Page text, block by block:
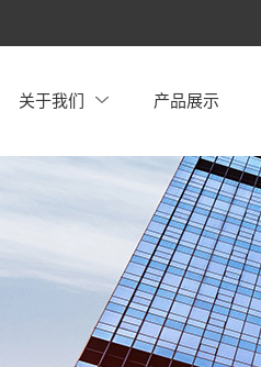
关于我们 产品展示